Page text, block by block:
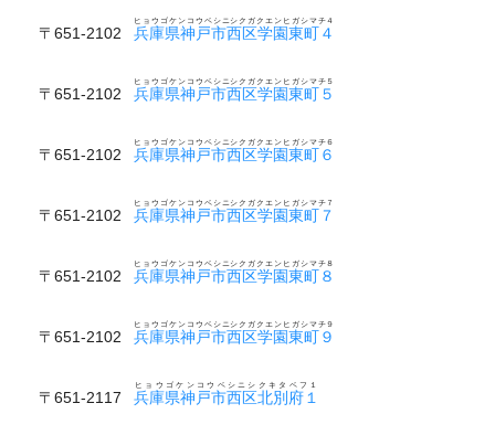
〒651-2102 兵庫県神戸市西区学園東町４
ヒョウゴケンコウベシニシクガクエンヒガシマチ４
〒651-2102 兵庫県神戸市西区学園東町５
ヒョウゴケンコウベシニシクガクエンヒガシマチ５
〒651-2102 兵庫県神戸市西区学園東町６
ヒョウゴケンコウベシニシクガクエンヒガシマチ６
〒651-2102 兵庫県神戸市西区学園東町７
ヒョウゴケンコウベシニシクガクエンヒガシマチ７
〒651-2102 兵庫県神戸市西区学園東町８
ヒョウゴケンコウベシニシクガクエンヒガシマチ８
〒651-2102 兵庫県神戸市西区学園東町９
ヒョウゴケンコウベシニシクガクエンヒガシマチ９
〒651-2117 兵庫県神戸市西区北別府１
ヒョウゴケンコウベシニシクキタベフ１